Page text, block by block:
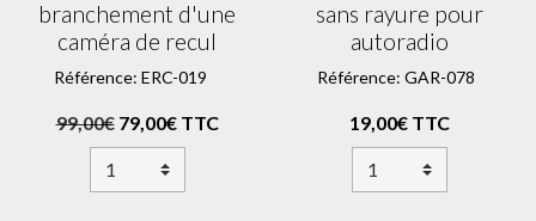
branchement d'une
caméra de recul
Référence: ERC-019
99,00€ 79,00€ TTC
sans rayure pour
autoradio
Référence: GAR-078
19,00€ TTC